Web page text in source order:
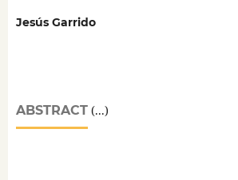
Jesús Garrido
ABSTRACT(...)